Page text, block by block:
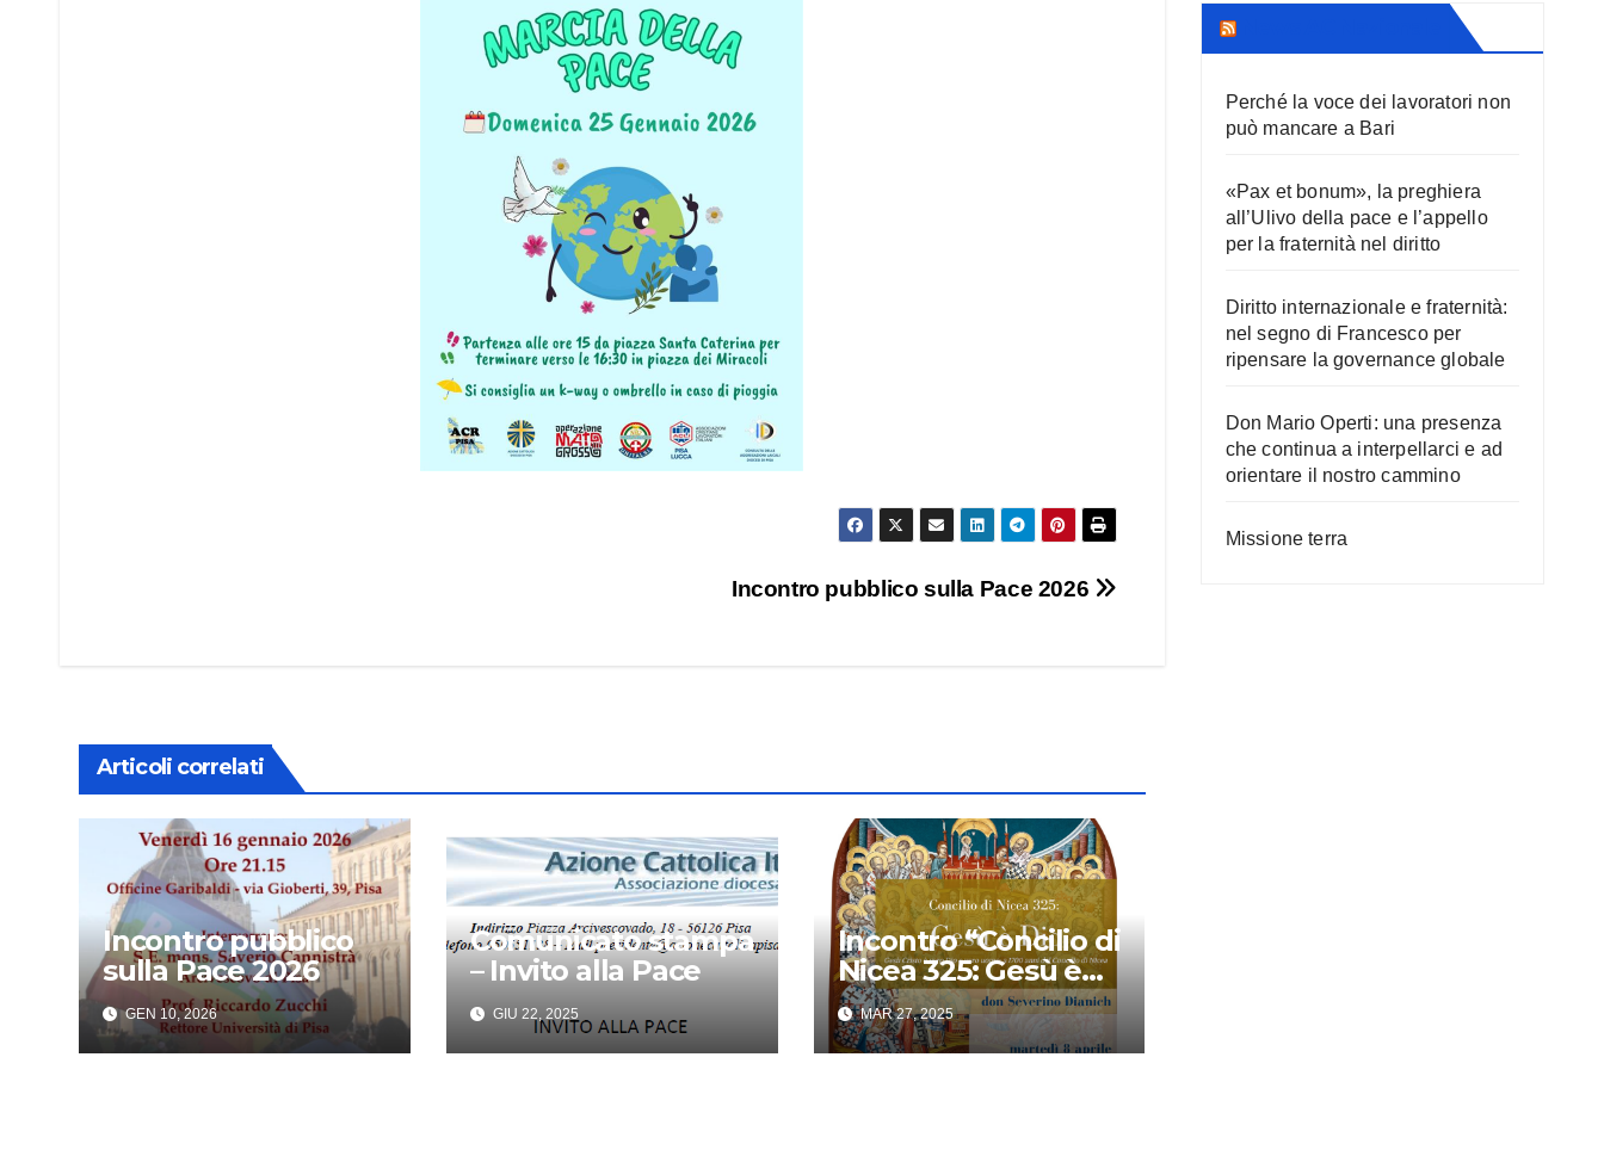
Incontro pubblico sulla Pace 2026
Articoli correlati
Incontro pubblico
sulla Pace 2026
GEN 10, 2026
Comunicato stampa
– Invito alla Pace
GIU 22, 2025
Incontro “Concilio di
Nicea 325: Gesù è
Dio”
MAR 27, 2025
Perché la voce dei lavoratori non
può mancare a Bari
«Pax et bonum», la preghiera
all’Ulivo della pace e l’appello
per la fraternità nel diritto
Diritto internazionale e fraternità:
nel segno di Francesco per
ripensare la governance globale
Don Mario Operti: una presenza
che continua a interpellarci e ad
orientare il nostro cammino
Missione terra